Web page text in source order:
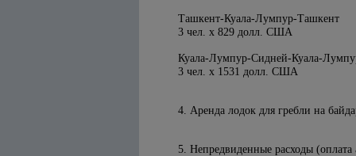
Ташкент-Куала-Лумпур-Ташкент
3 чел. х 829 долл. США
Куала-Лумпур-Сидней-Куала-
3 чел. х 1531 долл. США
4. Аренда лодок для гребли на
5. Непредвиденные расходы